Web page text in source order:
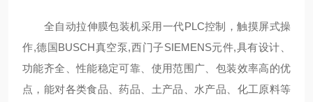
全自动拉伸膜包装机采用一代PLC控制，触摸屏式操
作,德国BUSCH真空泵,西门子SIEMENS元件,具有设计、
功能齐全、性能稳定可靠、使用范围广、包装效率高的优
点，能对各类食品、药品、土产品、水产品、化工原料等